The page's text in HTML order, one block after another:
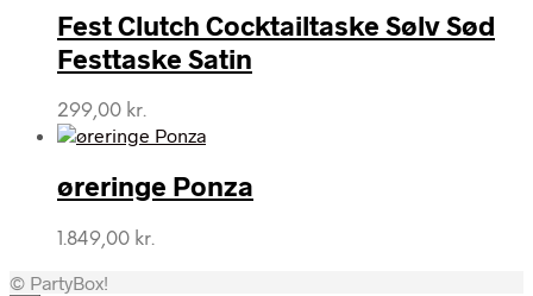
Fest Clutch Cocktailtaske Sølv Sød
Festtaske Satin
299,00 kr.
øreringe Ponza
1.849,00 kr.
© PartyBox!